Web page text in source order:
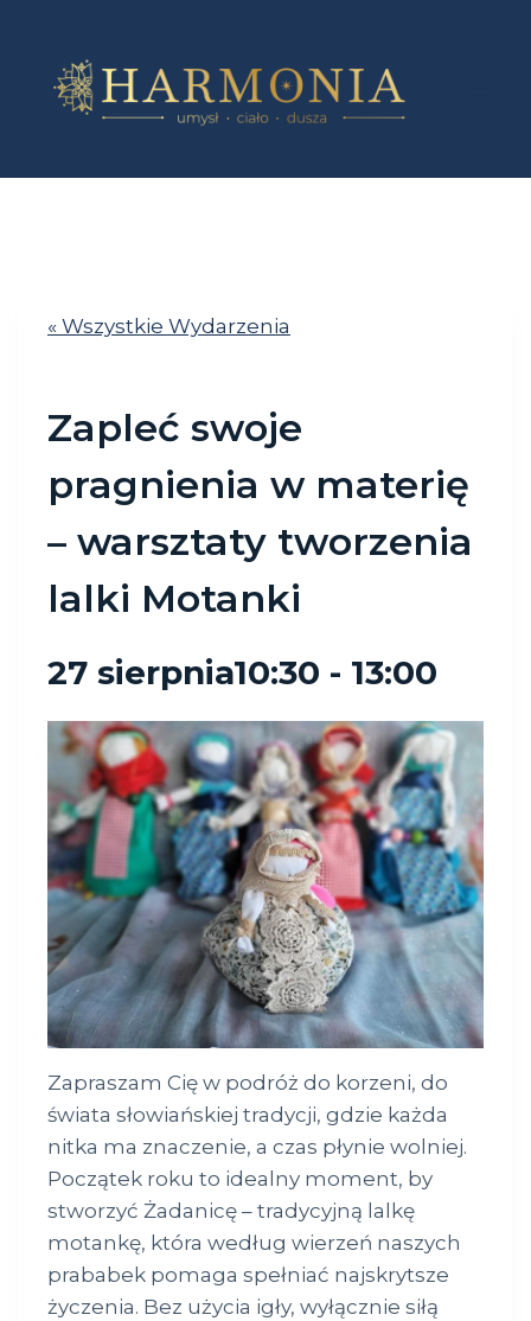
« Wszystkie Wydarzenia
Zapleć swoje
pragnienia w materię
– warsztaty tworzenia
lalki Motanki
27 sierpnia10:30 - 13:00
Zapraszam Cię w podróż do korzeni, do
świata słowiańskiej tradycji, gdzie każda
nitka ma znaczenie, a czas płynie wolniej.
Początek roku to idealny moment, by
stworzyć Żadanicę – tradycyjną lalkę
motankę, która według wierzeń naszych
prababek pomaga spełniać najskrytsze
życzenia. Bez użycia igły, wyłącznie siłą